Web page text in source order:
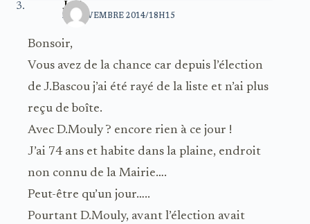
Jeld
21 NOVEMBRE 2014/18H15
Bonsoir,
Vous avez de la chance car depuis l’élection
de J.Bascou j’ai été rayé de la liste et n’ai plus
reçu de boîte.
Avec D.Mouly ? encore rien à ce jour !
J’ai 74 ans et habite dans la plaine, endroit
non connu de la Mairie….
Peut-être qu’un jour…..
Pourtant D.Mouly, avant l’élection avait